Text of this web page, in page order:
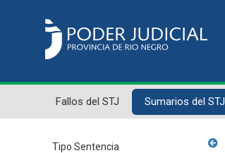
Fallos del STJ Sumarios del STJ
Tipo Sentencia